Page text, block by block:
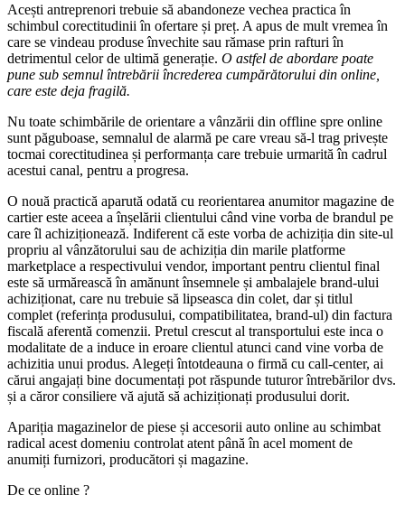
Acești antreprenori trebuie să abandoneze vechea practica în
schimbul corectitudinii în ofertare și preț. A apus de mult vremea în
care se vindeau produse învechite sau rămase prin rafturi în
detrimentul celor de ultimă generație. O astfel de abordare poate
pune sub semnul întrebării încrederea cumpărătorului din online,
care este deja fragilă.
Nu toate schimbările de orientare a vânzării din offline spre online
sunt păguboase, semnalul de alarmă pe care vreau să-l trag privește
tocmai corectitudinea și performanța care trebuie urmarită în cadrul
acestui canal, pentru a progresa.
O nouă practică aparută odată cu reorientarea anumitor magazine de
cartier este aceea a înșelării clientului când vine vorba de brandul pe
care îl achiziționează. Indiferent că este vorba de achiziția din site-ul
propriu al vânzătorului sau de achiziția din marile platforme
marketplace a respectivului vendor, important pentru clientul final
este să urmărească în amănunt însemnele și ambalajele brand-ului
achiziționat, care nu trebuie să lipseasca din colet, dar și titlul
complet (referința produsului, compatibilitatea, brand-ul) din factura
fiscală aferentă comenzii. Pretul crescut al transportului este inca o
modalitate de a induce in eroare clientul atunci cand vine vorba de
achizitia unui produs. Alegeți întotdeauna o firmă cu call-center, ai
cărui angajați bine documentați pot răspunde tuturor întrebărilor dvs.
și a căror consiliere vă ajută să achiziționați produsului dorit.
Apariția magazinelor de piese și accesorii auto online au schimbat
radical acest domeniu controlat atent până în acel moment de
anumiți furnizori, producători și magazine.
De ce online ?